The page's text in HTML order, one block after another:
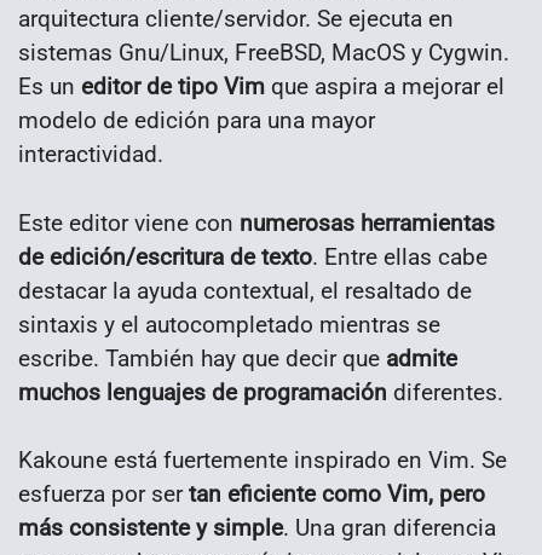
arquitectura cliente/servidor. Se ejecuta en
sistemas Gnu/Linux, FreeBSD, MacOS y Cygwin.
Es un editor de tipo Vim que aspira a mejorar el
modelo de edición para una mayor
interactividad.
Este editor viene con numerosas herramientas
de edición/escritura de texto. Entre ellas cabe
destacar la ayuda contextual, el resaltado de
sintaxis y el autocompletado mientras se
escribe. También hay que decir que admite
muchos lenguajes de programación diferentes.
Kakoune está fuertemente inspirado en Vim. Se
esfuerza por sertan eficiente como Vim, pero
más consistente y simple. Una gran diferencia